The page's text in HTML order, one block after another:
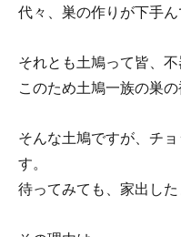
代々、巣の作りが下手ん
それとも土鳩って皆、
このため土鳩一族の巣
そんな土鳩ですが、チ
す。
待ってみても、家出した